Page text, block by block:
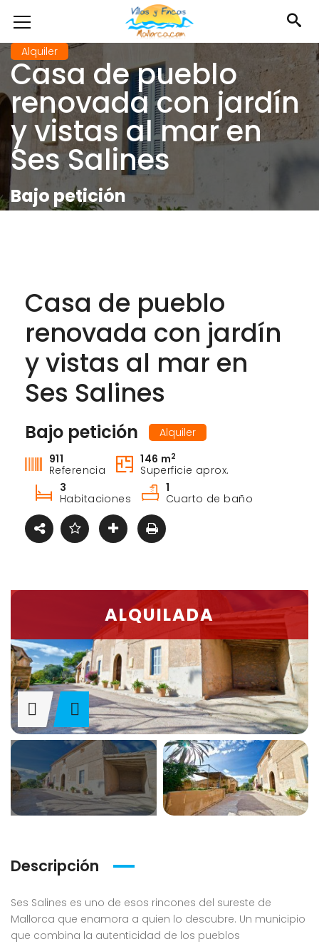
Alquiler
Casa de pueblo
renovada con jardín
y vistas al mar en
Ses Salines
Bajo petición
Casa de pueblo
renovada con jardín
y vistas al mar en
Ses Salines
Bajo petición
Alquiler
911
Referencia
146 m2
Superficie aprox.
3
Habitaciones
1
Cuarto de baño
ALQUILADA
Descripción
Ses Salines es uno de esos rincones del sureste de
Mallorca que enamora a quien lo descubre. Un municipio
que combina la autenticidad de los pueblos